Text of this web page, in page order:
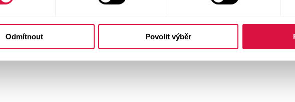
Odmítnout Povolit výběr